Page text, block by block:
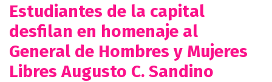
Estudiantes de la capital
desfilan en homenaje al
General de Hombres y Mujeres
Libres Augusto C. Sandino